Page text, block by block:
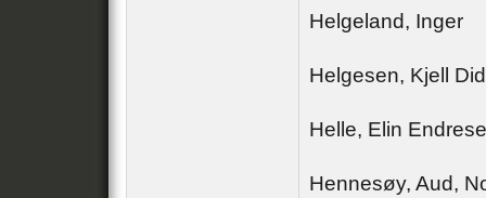
Helgeland, Inger
Helgesen, Kjell
Helle, Elin
Hennesøy, Aud,